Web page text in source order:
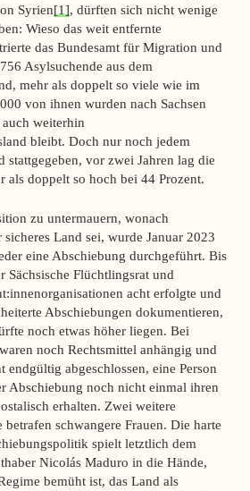
Syrien[1], dürften sich nicht wenige
Wieso das weit entfernte
das Bundesamt für Migration und
Asylsuchende aus dem
mehr als doppelt so viele wie im
von ihnen wurden nach Sachsen
weiterhin
bleibt. Doch nur noch jedem
vor zwei Jahren lag die
als doppelt so hoch bei 44 Prozent.
zu untermauern, wonach
Land sei, wurde Januar 2023
eine Abschiebung durchgeführt. Bis
Sächsische Flüchtlingsrat und
acht erfolgte und
Abschiebungen dokumentieren,
noch etwas höher liegen. Bei
noch Rechtsmittel anhängig und
endgültig abgeschlossen, eine Person
Abschiebung noch nicht einmal ihren
erhalten. Zwei weitere
schwangere Frauen. Die harte
spielt letztlich dem
Nicolás Maduro in die Hände,
bemüht ist, das Land als